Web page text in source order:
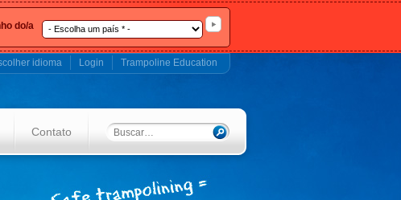
do/a
idioma Login Trampoline Education
Contato